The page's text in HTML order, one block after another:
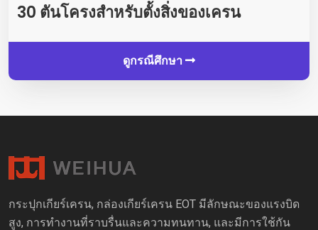
30 ตันโครงสำหรับตั้งสิ่งของเครน
ดูกรณีศึกษา
กระปุกเกียร์เครน, กล่องเกียร์เครน EOT มีลักษณะของแรงบิด
สูง, การทำงานที่ราบรื่นและความทนทาน, และมีการใช้กัน